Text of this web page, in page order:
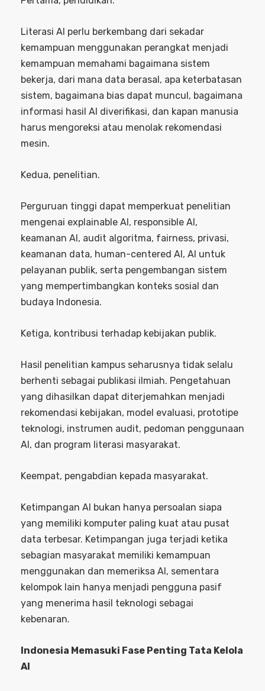
Literasi AI perlu berkembang dari sekadar
kemampuan menggunakan perangkat menjadi
kemampuan memahami bagaimana sistem
bekerja, dari mana data berasal, apa keterbatasan
sistem, bagaimana bias dapat muncul, bagaimana
informasi hasil AI diverifikasi, dan kapan manusia
harus mengoreksi atau menolak rekomendasi
mesin.
Kedua, penelitian.
Perguruan tinggi dapat memperkuat penelitian
mengenai explainable AI, responsible AI,
keamanan AI, audit algoritma, fairness, privasi,
keamanan data, human-centered AI, AI untuk
pelayanan publik, serta pengembangan sistem
yang mempertimbangkan konteks sosial dan
budaya Indonesia.
Ketiga, kontribusi terhadap kebijakan publik.
Hasil penelitian kampus seharusnya tidak selalu
berhenti sebagai publikasi ilmiah. Pengetahuan
yang dihasilkan dapat diterjemahkan menjadi
rekomendasi kebijakan, model evaluasi, prototipe
teknologi, instrumen audit, pedoman penggunaan
AI, dan program literasi masyarakat.
Keempat, pengabdian kepada masyarakat.
Ketimpangan AI bukan hanya persoalan siapa
yang memiliki komputer paling kuat atau pusat
data terbesar. Ketimpangan juga terjadi ketika
sebagian masyarakat memiliki kemampuan
menggunakan dan memeriksa AI, sementara
kelompok lain hanya menjadi pengguna pasif
yang menerima hasil teknologi sebagai
kebenaran.
Indonesia Memasuki Fase Penting Tata Kelola
AI